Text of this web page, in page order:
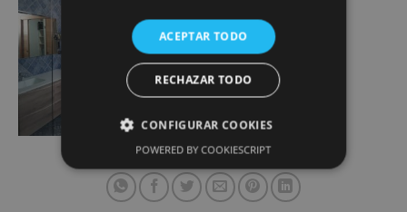
ACEPTAR TODO
RECHAZAR TODO
CONFIGURAR COOKIES
POWERED BY COOKIESCRIPT